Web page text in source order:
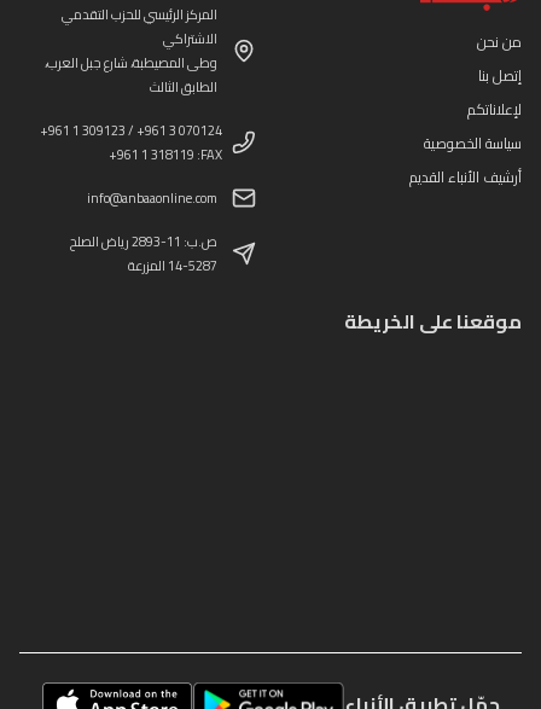
من نحن
إتصل بنا
لإعلاناتكم
سياسة الخصوصية
أرشيف الأنباء القديم
المركز الرئيسي للحزب التقدمي
الاشتراكي
وطى المصيطبة، شارع جبل العرب،
الطابق الثالث
+961 1 309123 / +961 3 070124
+961 1 318119 :FAX
info@anbaaonline.com
ص.ب: 11-2893 رياض الصلح
14-5287 المزرعة
موقعنا على الخريطة